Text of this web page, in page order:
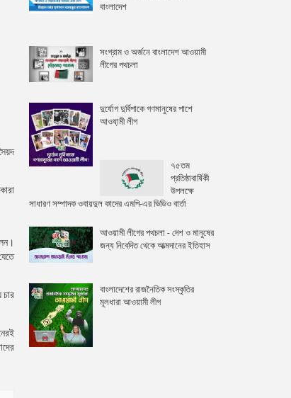
চার
বাংলাদেশ
সংগ্রাম ও অর্জনে বাংলাদেশ আওয়ামী
লীগের পথচলা
দুর্যোগ দুর্বিপাকে গণমানুষের পাশে
আওযা়মী লীগ
৭৫তম
প্রতিষ্ঠাবার্ষিকী
উপলক্ষে
সাধারণ সম্পাদক ওবায়দুল কাদের এমপি-এর ভিডিও বার্তা
আওয়ামী লীগের পথচলা - দেশ ও মানুষের
জন্য নিবেদিত থেকে আত্মদানের ইতিহাস
বাংলাদেশের রাজনৈতিক সংস্কৃতির
মূলধারা আওয়ামী লীগ